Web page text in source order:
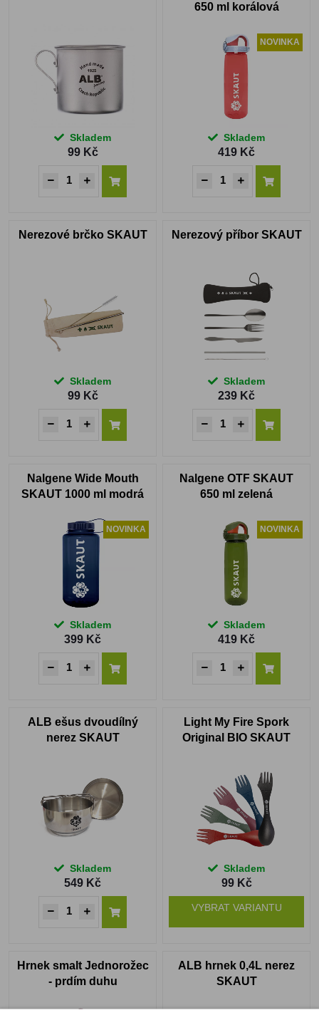
Skladem
99 Kč
650 ml korálová
NOVINKA
Skladem
419 Kč
Nerezové brčko SKAUT
Skladem
99 Kč
Nerezový příbor SKAUT
Skladem
239 Kč
Nalgene Wide Mouth
SKAUT 1000 ml modrá
NOVINKA
Skladem
399 Kč
Nalgene OTF SKAUT
650 ml zelená
NOVINKA
Skladem
419 Kč
ALB ešus dvoudílný
nerez SKAUT
Skladem
549 Kč
Light My Fire Spork
Original BIO SKAUT
Skladem
99 Kč
VYBRAT VARIANTU
Hrnek smalt Jednorožec
- prdím duhu
ALB hrnek 0,4L nerez
SKAUT